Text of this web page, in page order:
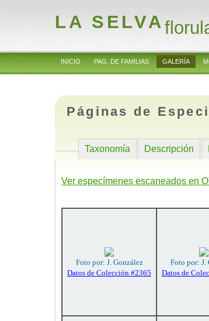
LA SELVA
INICIO PAG. DE FAMILIAS GALERÍA
Páginas de
Taxonomía Descripción
Ver especímenes escaneados en
Foto por: J. González
Datos de Colección #2365
Foto por: J.
Datos de